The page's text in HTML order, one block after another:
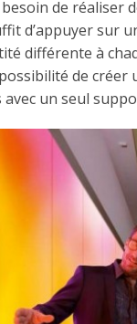
de réaliser
d’appuyer sur
différente à
de créer
avec un seul